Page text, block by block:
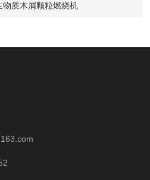
物质木屑颗粒燃烧机